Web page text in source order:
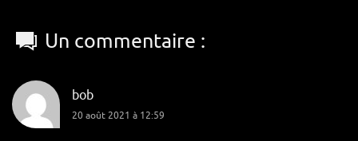
Un commentaire :
bob
20 août 2021 à 12:59